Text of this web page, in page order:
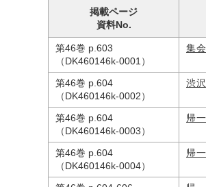
掲載ページ
資料No.
第46巻 p.603
（DK460146k-0001）
集
第46巻 p.604
（DK460146k-0002）
渋
第46巻 p.604
（DK460146k-0003）
帰
第46巻 p.604
（DK460146k-0004）
帰